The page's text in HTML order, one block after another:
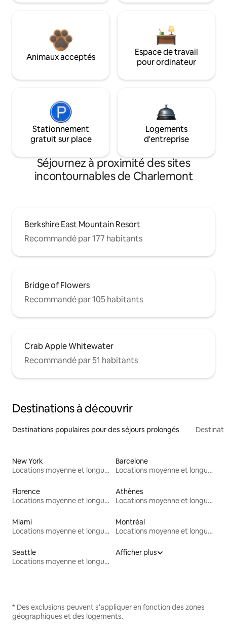
Animaux acceptés
Espace de travail
pour ordinateur
Stationnement
gratuit sur place
Logements
d'entreprise
Séjournez à proximité des sites
incontournables de Charlemont
Berkshire East Mountain Resort
Recommandé par 177 habitants
Bridge of Flowers
Recommandé par 105 habitants
Crab Apple Whitewater
Recommandé par 51 habitants
Destinations à découvrir
Destinations populaires pour des séjours prolongés
New York
Locations moyenne et longue durée
Barcelone
Locations moyenne et longue durée
Florence
Locations moyenne et longue durée
Athènes
Locations moyenne et longue durée
Miami
Locations moyenne et longue durée
Montréal
Locations moyenne et longue durée
Seattle
Locations moyenne et longue durée
Afficher plus
* Des exclusions peuvent s'appliquer en fonction des zones
géographiques et des logements.